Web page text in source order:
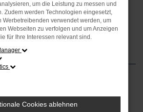
Fehler aufgetreten.
um die Leistung zu messen und
Zudem werden Technologien eingesetzt,
Werbetreibenden verwendet werden, um
Webseiten zu verfolgen und um Anzeigen
für Ihre Interessen relevant sind.
Cookies ablehnen